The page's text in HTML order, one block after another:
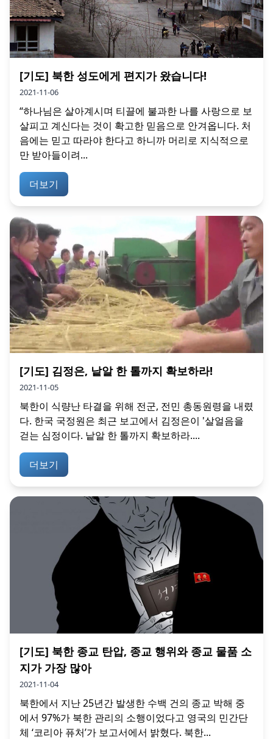
[기도] 북한 성도에게 편지가 왔습니다!
2021-11-06
“하나님은 살아계시며 티끌에 불과한 나를 사랑으로 보
살피고 계신다는 것이 확고한 믿음으로 안겨옵니다. 처
음에는 믿고 따라야 한다고 하니까 머리로 지식적으로
만 받아들이려...
더보기
[기도] 김정은, 낱알 한 톨까지 확보하라!
2021-11-05
북한이 식량난 타결을 위해 전군, 전민 총동원령을 내렸
다. 한국 국정원은 최근 보고에서 김정은이 '살얼음을
걷는 심정이다. 낱알 한 톨까지 확보하라....
더보기
[기도] 북한 종교 탄압, 종교 행위와 종교 물품 소
지가 가장 많아
2021-11-04
북한에서 지난 25년간 발생한 수백 건의 종교 박해 중
에서 97%가 북한 관리의 소행이었다고 영국의 민간단
체 ‘코리아 퓨처’가 보고서에서 밝혔다. 북한...